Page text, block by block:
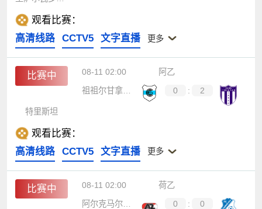
观看比赛：
高清线路
CCTV5 文字直播 更多
比赛中 08-11 02:00
阿乙
祖祖尔甘拿斯亚
0 : 2
特里斯坦
观看比赛：
高清线路
CCTV5 文字直播 更多
比赛中 08-11 02:00
荷乙
阿尔克马尔B队
0 :
0